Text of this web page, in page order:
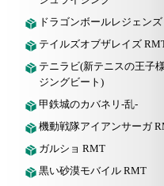
ドラゴンボールレジェン
テイルズオブザレイズ
テニラビ(新テニスの王子
ジングビート)
甲鉄城のカバネリ-乱-
機動戦隊アイアンサーガ
ガルショ RMT
黒い砂漠モバイル RMT